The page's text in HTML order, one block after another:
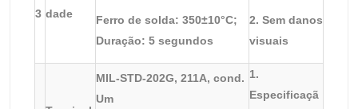
3 dade
Ferro de solda: 350±10°C;
Duração: 5 segundos
2. Sem danos
visuais
MIL-STD-202G, 211A, cond.
Um
1.
Especificaçã